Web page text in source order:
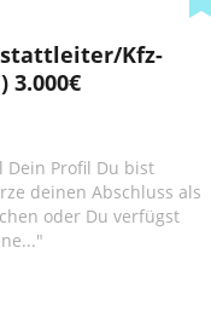
Kfz-
3.000€
Dein Profil Du bist
oder Du verfügst